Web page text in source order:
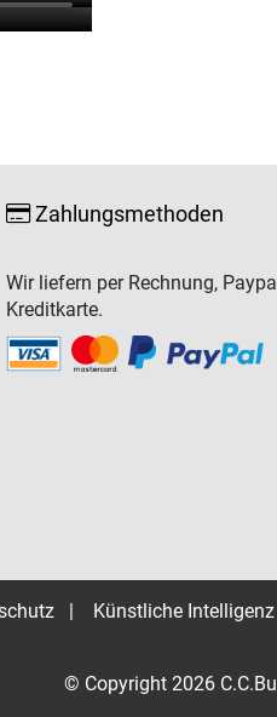
Zahlungsmethoden
Wir liefern per Rechnung,
Kreditkarte.
| Künstliche Intelligenz
© Copyright 2026